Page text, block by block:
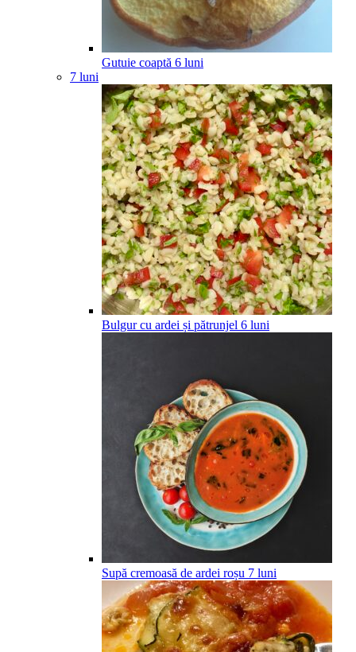
Gutuie coaptă 6 luni
7 luni
Bulgur cu ardei și pătrunjel 6 luni
Supă cremoasă de ardei roșu 7 luni